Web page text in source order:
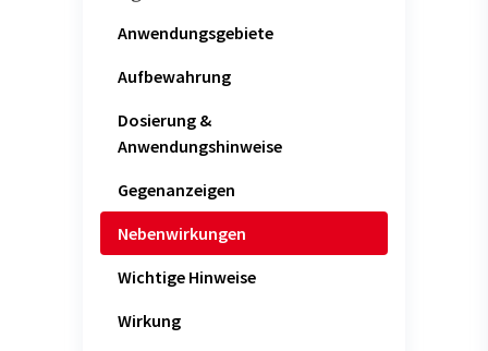
Anwendungsgebiete
Aufbewahrung
Dosierung &
Anwendungshinweise
Gegenanzeigen
Nebenwirkungen
Wichtige Hinweise
Wirkung